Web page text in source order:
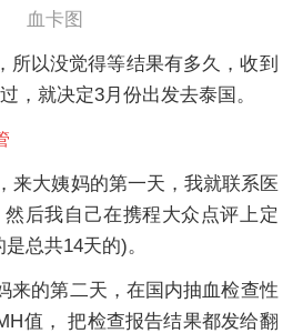
血卡图
以没觉得等结果有多久，收到
，就决定3月份出发去泰国。
大姨妈的第一天，我就联系医
后我自己在携程大众点评上定
总共14天的)。
的第二天，在国内抽血检查性
值， 把检查报告结果都发给翻